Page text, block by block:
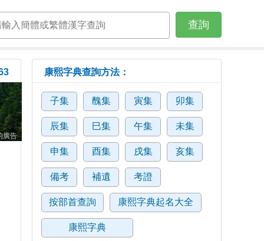
查詢
廣告
康熙字典查詢方法：
子集 醜集 寅集 卯集
辰集 巳集 午集 未集
申集 酉集 戌集 亥集
備考 補遺 考證
按部首查詢 康熙字典起名大全
康熙字典